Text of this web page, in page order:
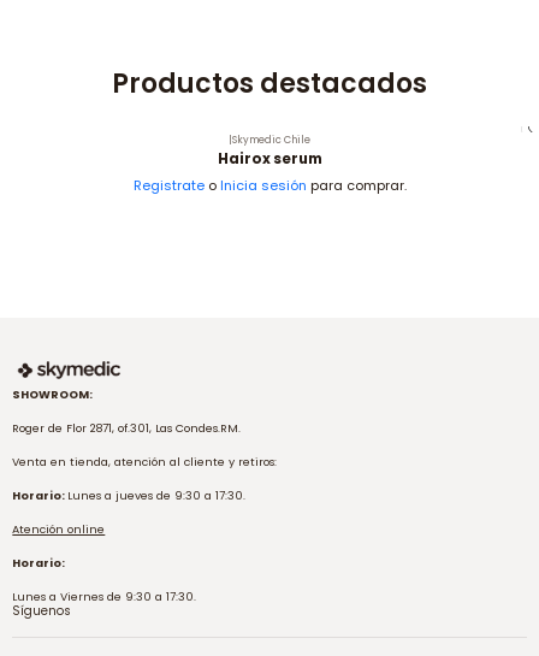
Productos destacados
|Skymedic Chile
Hairox serum
Registrateo Inicia sesión para comprar.
SHOWROOM:
Roger de Flor 2871, of.301, Las Condes.RM.
Venta en tienda, atención al cliente y retiros:
Horario: Lunes a jueves de 9:30 a 17:30.
Atención online
Horario:
Lunes a Viernes de 9:30 a 17:30.
Síguenos